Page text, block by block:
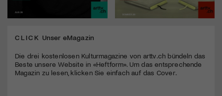
CLICK Unser eMagazin
Die drei kostenlosen Kulturmagazine von arttv.ch bündeln das
Beste unsere Website in «Heftform». Um das entsprechende
Magazin zu lesen, klicken Sie einfach auf das Cover.